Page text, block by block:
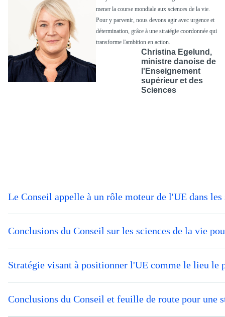
mener la course mondiale aux sciences de la vie.
Pour y parvenir, nous devons agir avec urgence et
détermination, grâce à une stratégie coordonnée qui
transforme l'ambition en action.
Christina Egelund,
ministre danoise de
l'Enseignement
supérieur et des
Sciences
Le Conseil appelle à un rôle moteur de l'UE dans
Conclusions du Conseil sur les sciences de la vie
Stratégie visant à positionner l'UE comme le lieu
Conclusions du Conseil et feuille de route pour une